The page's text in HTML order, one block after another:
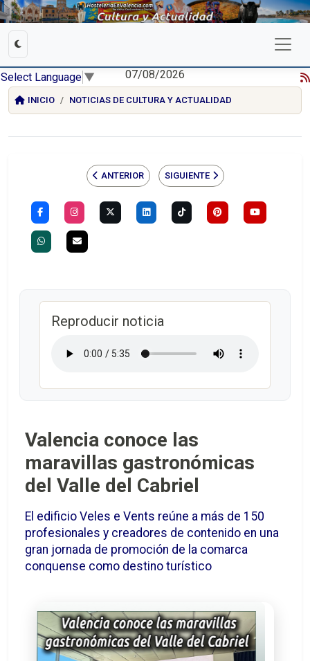
Select Language ▼ 07/08/2026
INICIO NOTICIAS DE CULTURA Y ACTUALIDAD
ANTERIOR SIGUIENTE
Reproducir noticia
Valencia conoce las
maravillas gastronómicas
del Valle del Cabriel
El edificio Veles e Vents reúne a más de 150
profesionales y creadores de contenido en una
gran jornada de promoción de la comarca
conquense como destino turístico